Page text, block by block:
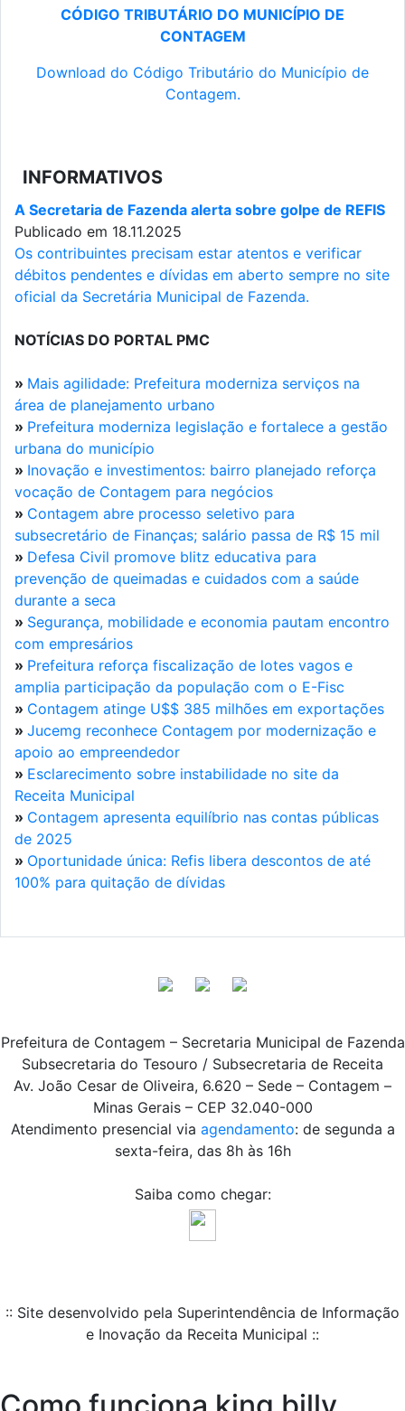
CÓDIGO TRIBUTÁRIO DO MUNICÍPIO DE
CONTAGEM
Download do Código Tributário do Município de
Contagem.
INFORMATIVOS
A Secretaria de Fazenda alerta sobre golpe de REFIS
Publicado em 18.11.2025
Os contribuintes precisam estar atentos e verificar
débitos pendentes e dívidas em aberto sempre no site
oficial da Secretária Municipal de Fazenda.
NOTÍCIAS DO PORTAL PMC
» Mais agilidade: Prefeitura moderniza serviços na
área de planejamento urbano
» Prefeitura moderniza legislação e fortalece a gestão
urbana do município
» Inovação e investimentos: bairro planejado reforça
vocação de Contagem para negócios
» Contagem abre processo seletivo para
subsecretário de Finanças; salário passa de R$ 15 mil
» Defesa Civil promove blitz educativa para
prevenção de queimadas e cuidados com a saúde
durante a seca
» Segurança, mobilidade e economia pautam encontro
com empresários
» Prefeitura reforça fiscalização de lotes vagos e
amplia participação da população com o E-Fisc
» Contagem atinge U$$ 385 milhões em exportações
» Jucemg reconhece Contagem por modernização e
apoio ao empreendedor
» Esclarecimento sobre instabilidade no site da
Receita Municipal
» Contagem apresenta equilíbrio nas contas públicas
de 2025
» Oportunidade única: Refis libera descontos de até
100% para quitação de dívidas
Prefeitura de Contagem – Secretaria Municipal de Fazenda
Subsecretaria do Tesouro / Subsecretaria de Receita
Av. João Cesar de Oliveira, 6.620 – Sede – Contagem –
Minas Gerais – CEP 32.040-000
Atendimento presencial via agendamento: de segunda a
sexta-feira, das 8h às 16h
Saiba como chegar:
:: Site desenvolvido pela Superintendência de Informação
e Inovação da Receita Municipal ::